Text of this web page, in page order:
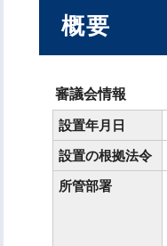
概要
審議会情報
設置年月日
設置の根拠法令
所管部署